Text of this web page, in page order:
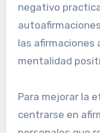
negativo
las afirmaciones
mentalidad
Para mejorar la
centrarse en